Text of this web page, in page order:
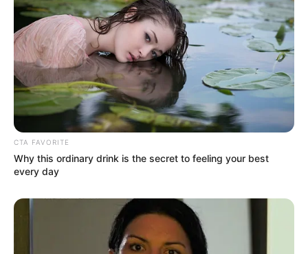
CTA FAVORITE
Why this ordinary drink is the secret to feeling your best
every day